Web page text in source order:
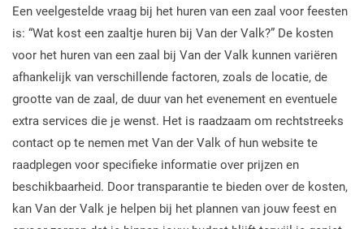
Een veelgestelde vraag bij het huren van een zaal voor feesten
is: “Wat kost een zaaltje huren bij Van der Valk?” De kosten
voor het huren van een zaal bij Van der Valk kunnen variëren
afhankelijk van verschillende factoren, zoals de locatie, de
grootte van de zaal, de duur van het evenement en eventuele
extra services die je wenst. Het is raadzaam om rechtstreeks
contact op te nemen met Van der Valk of hun website te
raadplegen voor specifieke informatie over prijzen en
beschikbaarheid. Door transparantie te bieden over de kosten,
kan Van der Valk je helpen bij het plannen van jouw feest en